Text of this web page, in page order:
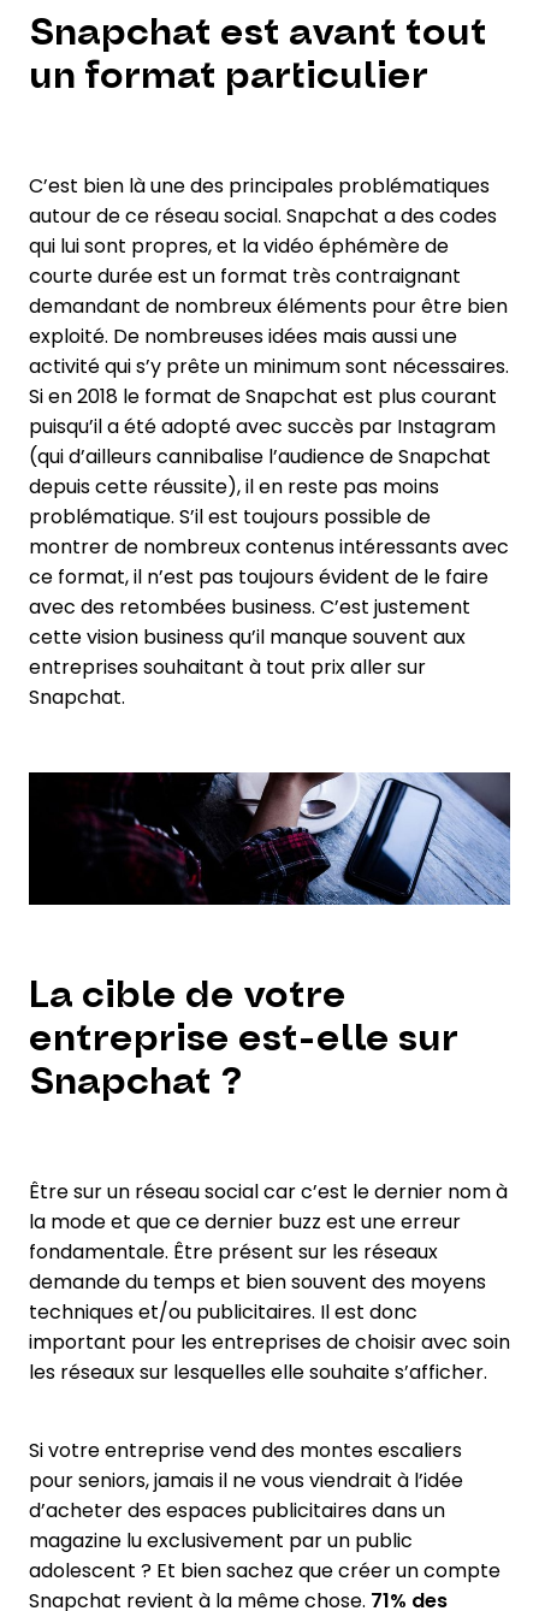
Snapchat est avant tout
un format particulier
C’est bien là une des principales problématiques
autour de ce réseau social. Snapchat a des codes
qui lui sont propres, et la vidéo éphémère de
courte durée est un format très contraignant
demandant de nombreux éléments pour être bien
exploité. De nombreuses idées mais aussi une
activité qui s’y prête un minimum sont nécessaires.
Si en 2018 le format de Snapchat est plus courant
puisqu’il a été adopté avec succès par Instagram
(qui d’ailleurs cannibalise l’audience de Snapchat
depuis cette réussite), il en reste pas moins
problématique. S’il est toujours possible de
montrer de nombreux contenus intéressants avec
ce format, il n’est pas toujours évident de le faire
avec des retombées business. C’est justement
cette vision business qu’il manque souvent aux
entreprises souhaitant à tout prix aller sur
Snapchat.
La cible de votre
entreprise est-elle sur
Snapchat ?
Être sur un réseau social car c’est le dernier nom à
la mode et que ce dernier buzz est une erreur
fondamentale. Être présent sur les réseaux
demande du temps et bien souvent des moyens
techniques et/ou publicitaires. Il est donc
important pour les entreprises de choisir avec soin
les réseaux sur lesquelles elle souhaite s’afficher.
Si votre entreprise vend des montes escaliers
pour seniors, jamais il ne vous viendrait à l’idée
d’acheter des espaces publicitaires dans un
magazine lu exclusivement par un public
adolescent ? Et bien sachez que créer un compte
Snapchat revient à la même chose. 71% des